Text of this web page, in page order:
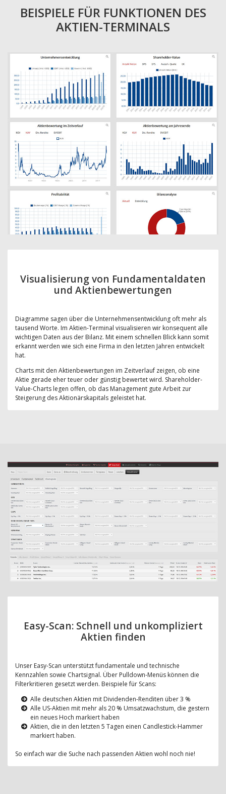
BEISPIELE FÜR FUNKTIONEN DES
AKTIEN-TERMINALS
Visualisierung von Fundamentaldaten
und Aktienbewertungen
Diagramme sagen über die Unternehmensentwicklung oft mehr als
tausend Worte. Im Aktien-Terminal visualisieren wir konsequent alle
wichtigen Daten aus der Bilanz. Mit einem schnellen Blick kann somit
erkannt werden wie sich eine Firma in den letzten Jahren entwickelt
hat.
Charts mit den Aktienbewertungen im Zeitverlauf zeigen, ob eine
Aktie gerade eher teuer oder günstig bewertet wird. Shareholder-
Value-Charts legen offen, ob das Management gute Arbeit zur
Steigerung des Aktionärskapitals geleistet hat.
Easy-Scan: Schnell und unkompliziert
Aktien finden
Unser Easy-Scan unterstützt fundamentale und technische
Kennzahlen sowie Chartsignal. Über Pulldown-Menüs können die
Filterkritieren gesetzt werden. Beispiele für Scans:
Alle deutschen Aktien mit Dividenden-Renditen über 3 %
Alle US-Aktien mit mehr als 20 % Umsatzwachstum, die gestern
ein neues Hoch markiert haben
Aktien, die in den letzten 5 Tagen einen Candlestick-Hammer
markiert haben.
So einfach war die Suche nach passenden Aktien wohl noch nie!